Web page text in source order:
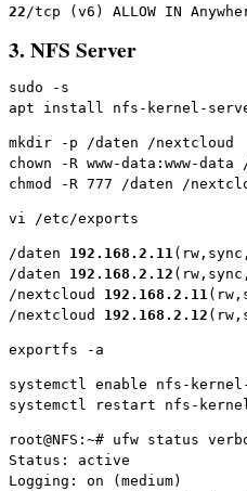
22/tcp (v6) ALLOW IN
3. NFS Server
sudo -s
apt install nfs-kernel-
mkdir -p /daten /nextcloud
chown -R www-data:www-
chmod -R 777 /daten /
vi /etc/exports
/daten 192.168.2.11
/daten 192.168.2.12
/nextcloud 192.168.2.11
/nextcloud 192.168.2.12
exportfs -a
systemctl enable nfs-
systemctl restart nfs-
root@NFS:~# ufw status
Status: active
Logging: on (medium)